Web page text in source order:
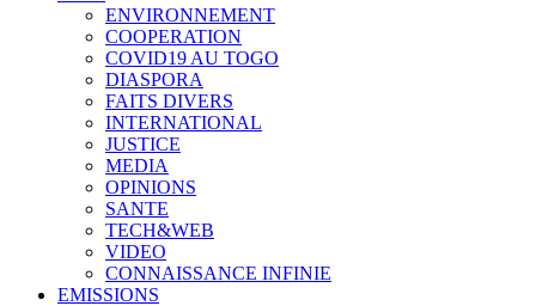
ENVIRONNEMENT
COOPERATION
COVID19 AU TOGO
DIASPORA
FAITS DIVERS
INTERNATIONAL
JUSTICE
MEDIA
OPINIONS
SANTE
TECH&WEB
VIDEO
CONNAISSANCE INFINIE
EMISSIONS